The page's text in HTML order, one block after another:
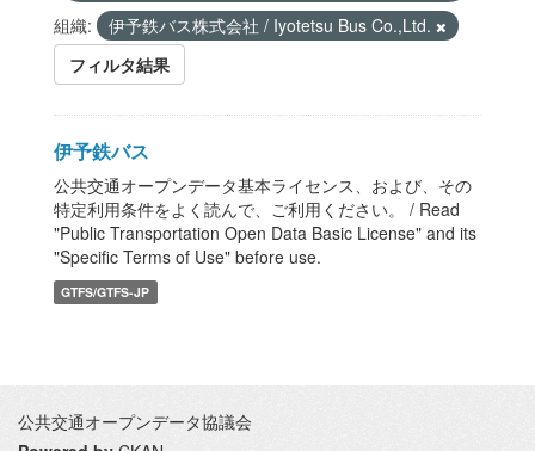
組織:
伊予鉄バス株式会社 / Iyotetsu Bus Co.,Ltd.
フィルタ結果
伊予鉄バス
公共交通オープンデータ基本ライセンス、および、その
特定利用条件をよく読んで、ご利用ください。 / Read
"Public Transportation Open Data Basic License" and its
"Specific Terms of Use" before use.
GTFS/GTFS-JP
公共交通オープンデータ協議会